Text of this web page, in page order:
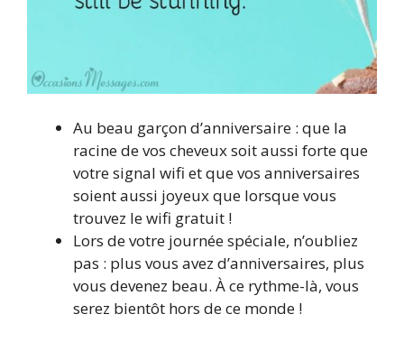
Au beau garçon d’anniversaire : que la
racine de vos cheveux soit aussi forte que
votre signal wifi et que vos anniversaires
soient aussi joyeux que lorsque vous
trouvez le wifi gratuit !
Lors de votre journée spéciale, n’oubliez
pas : plus vous avez d’anniversaires, plus
vous devenez beau. À ce rythme-là, vous
serez bientôt hors de ce monde !